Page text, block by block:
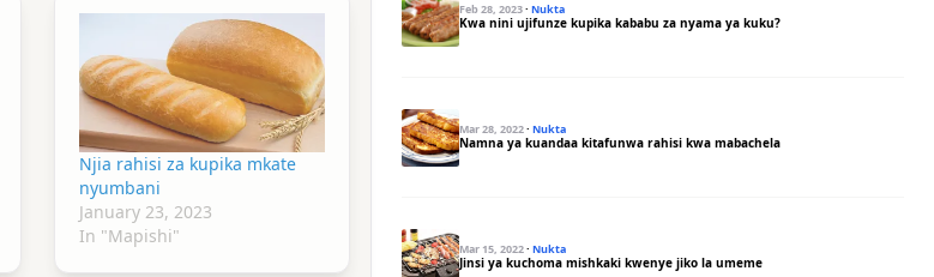
Njia rahisi za kupika mkate
nyumbani
January 23, 2023
In "Mapishi"
Feb 28, 2023·Nukta
Kwa nini ujifunze kupika kababu za nyama ya kuku?
Mar 28, 2022·Nukta
Namna ya kuandaa kitafunwa rahisi kwa mabachela
Mar 15, 2022·Nukta
Jinsi ya kuchoma mishkaki kwenye jiko la umeme